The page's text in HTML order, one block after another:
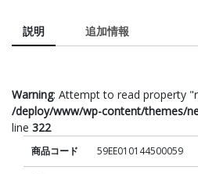
説明 追加情報
Warning: Attempt to read property
/deploy/www/wp-content/themes/
line 322
商品コード 59EE010144500059